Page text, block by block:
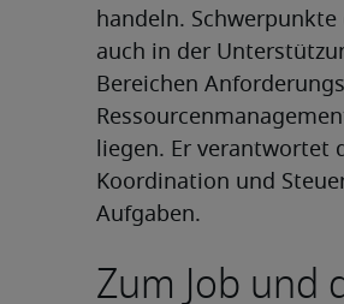
handeln.
auch in der
Bereichen
liegen. Er verantwortet
Koordination und
Aufgaben.
Zum Job und